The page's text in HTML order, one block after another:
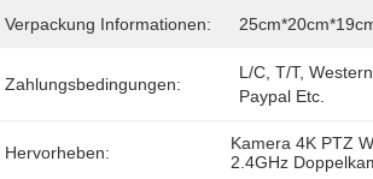
Verpackung Informationen:
Zahlungsbedingungen:
L/C, T/T,
Paypal Etc.
Hervorheben: Kamera 4K PTZ
2.4GHz